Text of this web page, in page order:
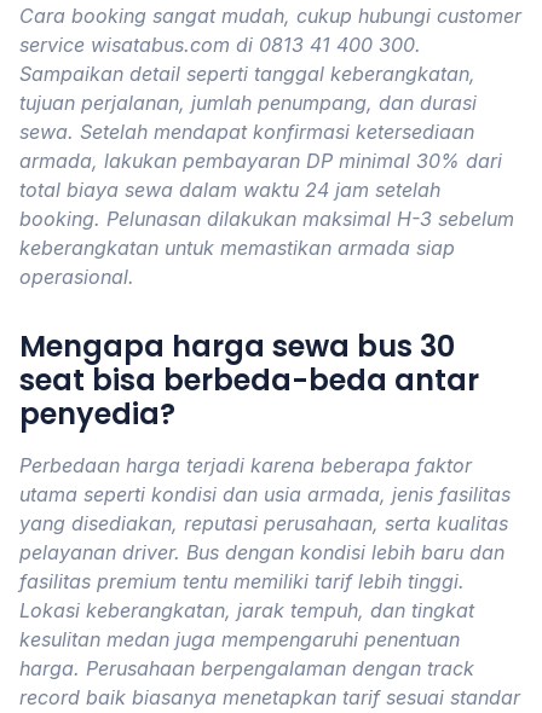
Cara booking sangat mudah, cukup hubungi customer
service wisatabus.com di 0813 41 400 300.
Sampaikan detail seperti tanggal keberangkatan,
tujuan perjalanan, jumlah penumpang, dan durasi
sewa. Setelah mendapat konfirmasi ketersediaan
armada, lakukan pembayaran DP minimal 30% dari
total biaya sewa dalam waktu 24 jam setelah
booking. Pelunasan dilakukan maksimal H-3 sebelum
keberangkatan untuk memastikan armada siap
operasional.
Mengapa harga sewa bus 30
seat bisa berbeda-beda antar
penyedia?
Perbedaan harga terjadi karena beberapa faktor
utama seperti kondisi dan usia armada, jenis fasilitas
yang disediakan, reputasi perusahaan, serta kualitas
pelayanan driver. Bus dengan kondisi lebih baru dan
fasilitas premium tentu memiliki tarif lebih tinggi.
Lokasi keberangkatan, jarak tempuh, dan tingkat
kesulitan medan juga mempengaruhi penentuan
harga. Perusahaan berpengalaman dengan track
record baik biasanya menetapkan tarif sesuai standar